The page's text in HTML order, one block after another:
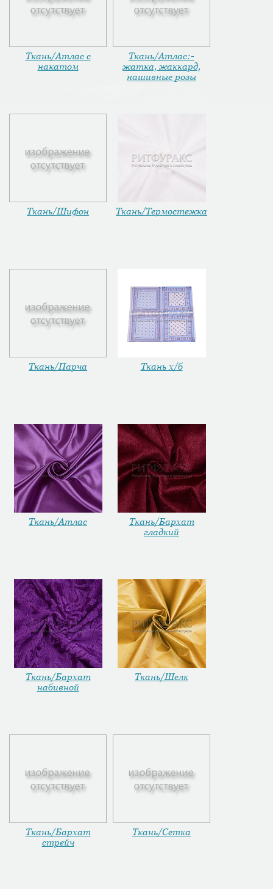
Ткань/Атлас с
накатом
Ткань/Атлас:-
жатка, жаккард,
нашивные розы
Ткань/Шифон Ткань/Термостежка
Ткань/Парча Ткань х/б
Ткань/Атлас
Ткань/Бархат
гладкий
Ткань/Бархат
набивной
Ткань/Шелк
Ткань/Бархат
стрейч
Ткань/Сетка